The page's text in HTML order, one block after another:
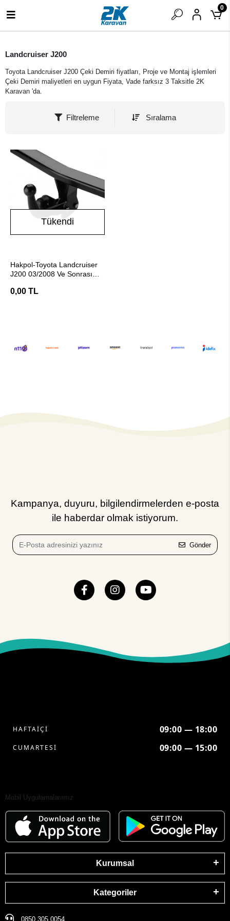
0
Landcruiser J200
Toyota Landcruiser J200 Çeki Demiri fiyatları, Proje ve Montaj işlemleri
Çeki Demiri maliyetleri en uygun Fiyata, Vade farksız 3 Taksitle 2K
Karavan 'da.
Filtreleme Sıralama
Tükendi
Hakpol-Toyota Landcruiser
J200 03/2008 Ve Sonrası
0,00 TL
Kampanya, duyuru, bilgilendirmelerden e-posta
ile haberdar olmak istiyorum.
Gönder
HAFTAİÇİ 09:00 — 18:00
CUMARTESİ 09:00 — 15:00
Mobil Uygulamalarımız
Kurumsal
Kategoriler
0850 305 0054